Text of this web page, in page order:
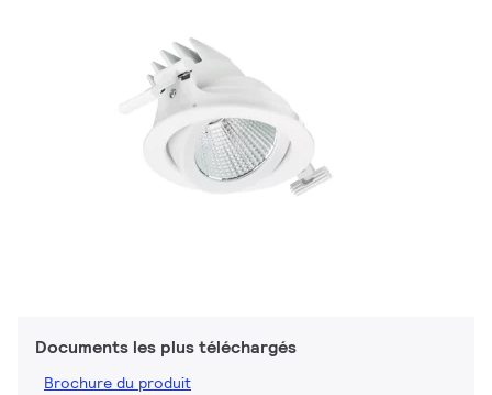
Documents les plus téléchargés
Brochure du produit